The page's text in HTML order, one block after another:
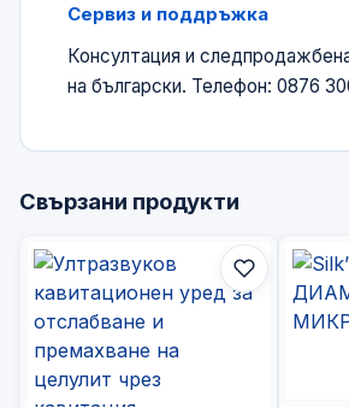
Сервиз и поддръжка
Консултация и
на български. Телефон: 0876
Свързани продукти